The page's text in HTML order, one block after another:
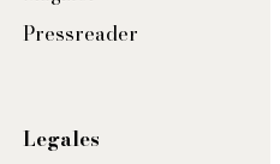
Pressreader
Legales